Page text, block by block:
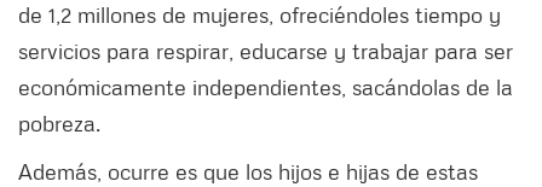
de 1,2 millones de mujeres, ofreciéndoles tiempo y
servicios para respirar, educarse y trabajar para ser
económicamente independientes, sacándolas de la
pobreza.
Además, ocurre es que los hijos e hijas de estas